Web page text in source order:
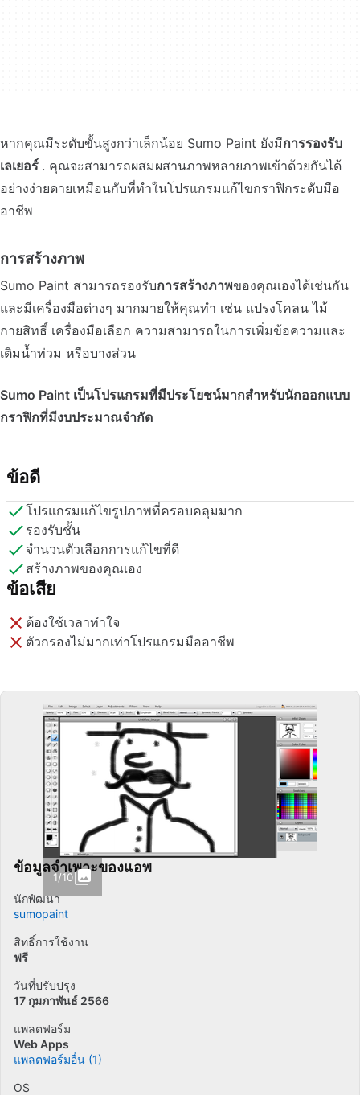
หากคุณมีระดับขั้นสูงกว่าเล็กน้อย Sumo Paint ยังมีการรองรับ
เลเยอร์ . คุณจะสามารถผสมผสานภาพหลายภาพเข้าด้วยกันได้
อย่างง่ายดายเหมือนกับที่ทำในโปรแกรมแก้ไขกราฟิกระดับมือ
อาชีพ
การสร้างภาพ
Sumo Paint สามารถรองรับการสร้างภาพของคุณเองได้เช่นกัน
และมีเครื่องมือต่างๆ มากมายให้คุณทำ เช่น แปรงโคลน ไม้
กายสิทธิ์ เครื่องมือเลือก ความสามารถในการเพิ่มข้อความและ
เติมน้ำท่วม หรือบางส่วน
Sumo Paint เป็นโปรแกรมที่มีประโยชน์มากสำหรับนักออกแบบ
กราฟิกที่มีงบประมาณจำกัด
ข้อดี
โปรแกรมแก้ไขรูปภาพที่ครอบคลุมมาก
รองรับชั้น
จำนวนตัวเลือกการแก้ไขที่ดี
สร้างภาพของคุณเอง
ข้อเสีย
ต้องใช้เวลาทำใจ
ตัวกรองไม่มากเท่าโปรแกรมมืออาชีพ
1/10
ข้อมูลจำเพาะของแอพ
นักพัฒนา
sumopaint
สิทธิ์การใช้งาน
ฟรี
วันที่ปรับปรุง
17 กุมภาพันธ์ 2566
แพลตฟอร์ม
Web Apps
แพลตฟอร์มอื่น (1)
OS